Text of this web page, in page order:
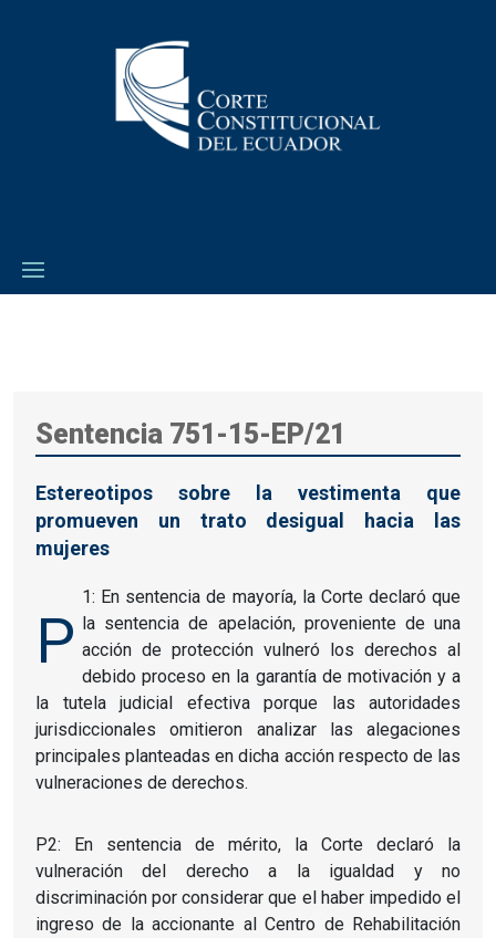
Sentencia 751-15-EP/21
Estereotipos sobre la vestimenta que
promueven un trato desigual hacia las
mujeres
P
1: En sentencia de mayoría, la Corte declaró que
la sentencia de apelación, proveniente de una
acción de protección vulneró los derechos al
debido proceso en la garantía de motivación y a
la tutela judicial efectiva porque las autoridades
jurisdiccionales omitieron analizar las alegaciones
principales planteadas en dicha acción respecto de las
vulneraciones de derechos.
P2: En sentencia de mérito, la Corte declaró la
vulneración del derecho a la igualdad y no
discriminación por considerar que el haber impedido el
ingreso de la accionante al Centro de Rehabilitación